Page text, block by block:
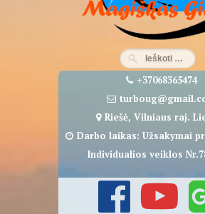
+37068365474
Riešė, Vilniaus raj.
Darbo laikas: Užsakymai
Individualios veiklos